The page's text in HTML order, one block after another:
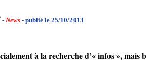
- News - publié le 25/10/2013
à la recherche d’« infos », mais